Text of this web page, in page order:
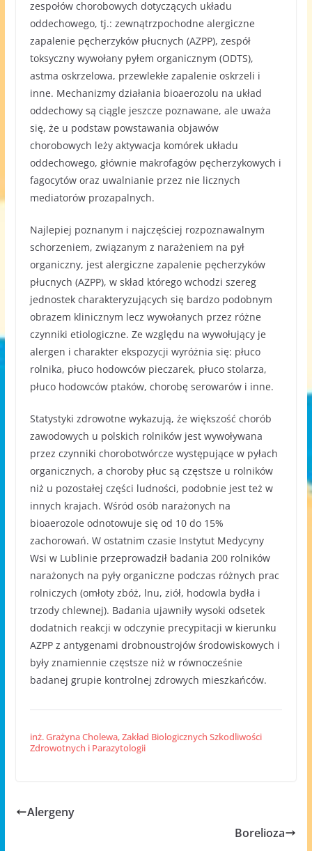
zespołów chorobowych dotyczących układu
oddechowego, tj.: zewnątrzpochodne alergiczne
zapalenie pęcherzyków płucnych (AZPP), zespół
toksyczny wywołany pyłem organicznym (ODTS),
astma oskrzelowa, przewlekłe zapalenie oskrzeli i
inne. Mechanizmy działania bioaerozolu na układ
oddechowy są ciągle jeszcze poznawane, ale uważa
się, że u podstaw powstawania objawów
chorobowych leży aktywacja komórek układu
oddechowego, głównie makrofagów pęcherzykowych i
fagocytów oraz uwalnianie przez nie licznych
mediatorów prozapalnych.
Najlepiej poznanym i najczęściej rozpoznawalnym
schorzeniem, związanym z narażeniem na pył
organiczny, jest alergiczne zapalenie pęcherzyków
płucnych (AZPP), w skład którego wchodzi szereg
jednostek charakteryzujących się bardzo podobnym
obrazem klinicznym lecz wywołanych przez różne
czynniki etiologiczne. Ze względu na wywołujący je
alergen i charakter ekspozycji wyróżnia się: płuco
rolnika, płuco hodowców pieczarek, płuco stolarza,
płuco hodowców ptaków, chorobę serowarów i inne.
Statystyki zdrowotne wykazują, że większość chorób
zawodowych u polskich rolników jest wywoływana
przez czynniki chorobotwórcze występujące w pyłach
organicznych, a choroby płuc są częstsze u rolników
niż u pozostałej części ludności, podobnie jest też w
innych krajach. Wśród osób narażonych na
bioaerozole odnotowuje się od 10 do 15%
zachorowań. W ostatnim czasie Instytut Medycyny
Wsi w Lublinie przeprowadził badania 200 rolników
narażonych na pyły organiczne podczas różnych prac
rolniczych (omłoty zbóż, lnu, ziół, hodowla bydła i
trzody chlewnej). Badania ujawniły wysoki odsetek
dodatnich reakcji w odczynie precypitacji w kierunku
AZPP z antygenami drobnoustrojów środowiskowych i
były znamiennie częstsze niż w równocześnie
badanej grupie kontrolnej zdrowych mieszkańców.
inż. Grażyna Cholewa, Zakład Biologicznych Szkodliwości
Zdrowotnych i Parazytologii
Alergeny
Borelioza